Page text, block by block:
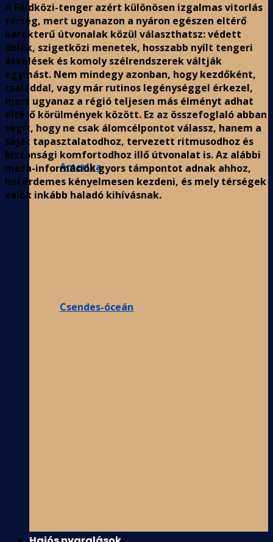
Amerika
Csendes-óceán
A Földközi-tenger azért különösen izgalmas vitorlás
térség, mert ugyanazon a nyáron egészen eltérő
karakterű útvonalak közül választhatsz: védett
öblök, szigetközi menetek, hosszabb nyílt tengeri
átkelések és komoly szélrendszerek váltják
egymást. Nem mindegy azonban, hogy kezdőként,
családdal, vagy már rutinos legénységgel érkezel,
mert ugyanaz a régió teljesen más élményt adhat
eltérő körülmények között. Ez az összefoglaló abban
segít, hogy ne csak álomcélpontot válassz, hanem a
saját tapasztalatodhoz, tervezett ritmusodhoz és
biztonsági komfortodhoz illő útvonalat is. Az alábbi
meta-információk gyors támpontot adnak ahhoz,
hol érdemes kényelmesen kezdeni, és mely térségek
valók inkább haladó kihívásnak.